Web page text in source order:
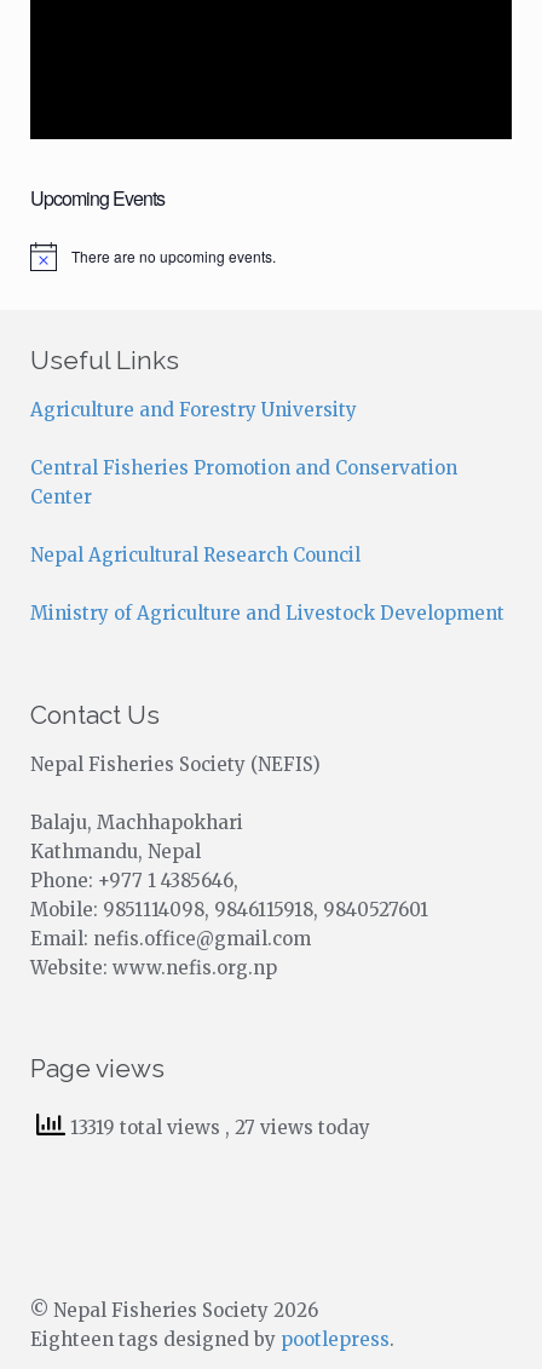
Upcoming Events
N
e
There are no upcoming events.
Useful Links
Agriculture and Forestry University
Central Fisheries Promotion and Conservation
Center
Nepal Agricultural Research Council
Ministry of Agriculture and Livestock Development
Contact Us
Nepal Fisheries Society (NEFIS)
Balaju, Machhapokhari
Kathmandu, Nepal
Phone: +977 1 4385646,
Mobile: 9851114098, 9846115918, 9840527601
Email: nefis.office@gmail.com
Website: www.nefis.org.np
Page views
13319 total views , 27 views today
© Nepal Fisheries Society 2026
Eighteen tags designed by pootlepress.